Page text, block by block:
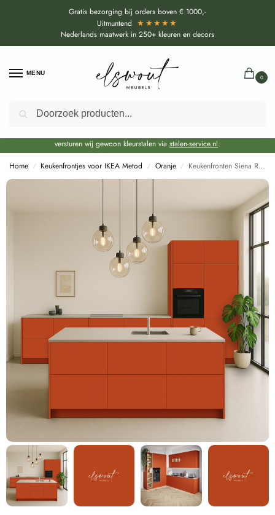
Gratis bezorging bij orders boven € 1000,-
Uitmuntend ★★★★★
Nederlands maatwerk in 250+ kleuren en decors
MENU
0
Door de bouwvakperiode geldt voor alle collecties momenteel een EXTRA
levertijd van circa 3-4 weken bovenop de reguliere levertijd.
versturen wij gewoon kleurstalen via stalen-service.nl.
Home / Keukenfrontjes voor IKEA Metod / Oranje / Keukenfronten Siena Rood (U16051 SD) voor IKEA Metod